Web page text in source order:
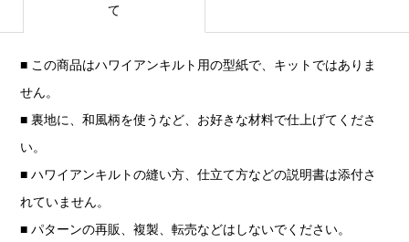
て
■ この商品はハワイアンキルト用の型紙で、キットではありま
せん。
■ 裏地に、和風柄を使うなど、お好きな材料で仕上げてくださ
い。
■ ハワイアンキルトの縫い方、仕立て方などの説明書は添付さ
れていません。
■ パターンの再販、複製、転売などはしないでください。